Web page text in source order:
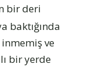
bir deri
baktığında
ve
bir yerde